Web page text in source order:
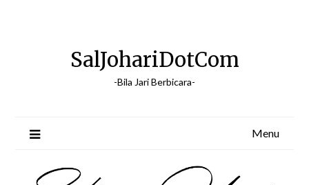
SalJohariDotCom
-Bila Jari Berbicara-
Menu